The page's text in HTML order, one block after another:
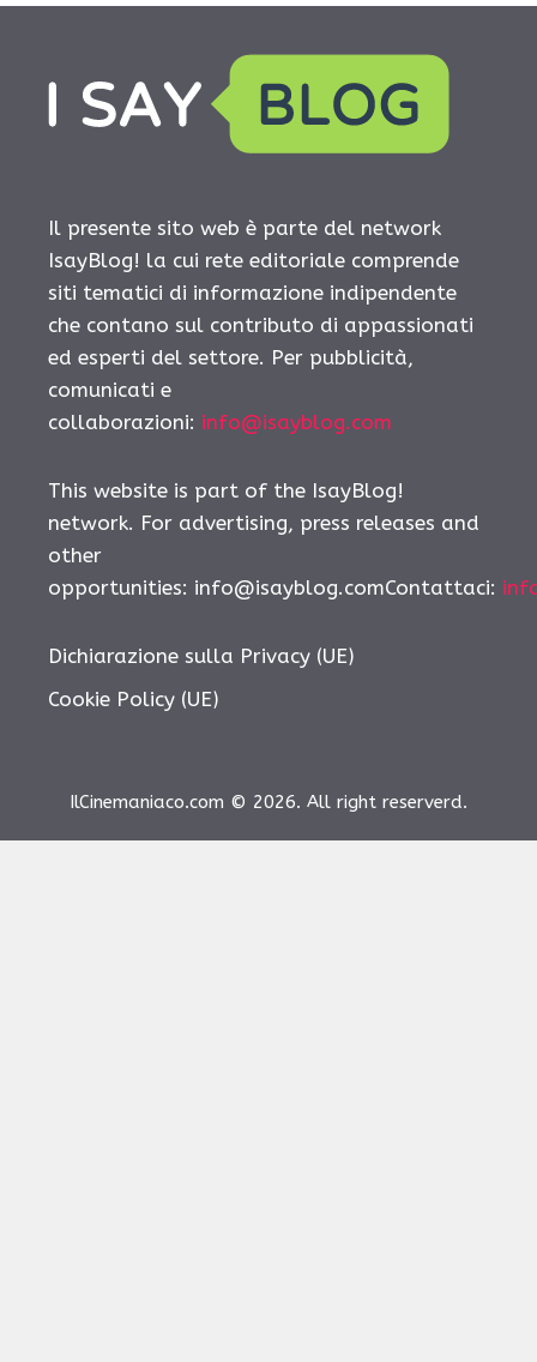
Il presente sito web è parte del network
IsayBlog! la cui rete editoriale comprende
siti tematici di informazione indipendente
che contano sul contributo di appassionati
ed esperti del settore. Per pubblicità,
comunicati e
collaborazioni: info@isayblog.com
This website is part of the IsayBlog!
network. For advertising, press releases and
other
opportunities: info@isayblog.comContattaci:
Dichiarazione sulla Privacy (UE)
Cookie Policy (UE)
IlCinemaniaco.com © 2026. All right reserverd.